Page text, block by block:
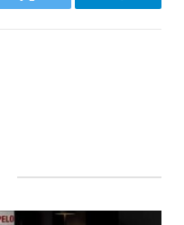
Twitter Telegram